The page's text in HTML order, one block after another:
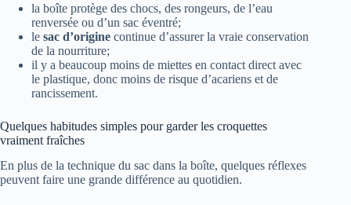
la boîte protège des chocs, des rongeurs, de l’eau
renversée ou d’un sac éventré;
le sac d’origine continue d’assurer la vraie conservation
de la nourriture;
il y a beaucoup moins de miettes en contact direct avec
le plastique, donc moins de risque d’acariens et de
rancissement.
Quelques habitudes simples pour garder les croquettes
vraiment fraîches
En plus de la technique du sac dans la boîte, quelques réflexes
peuvent faire une grande différence au quotidien.